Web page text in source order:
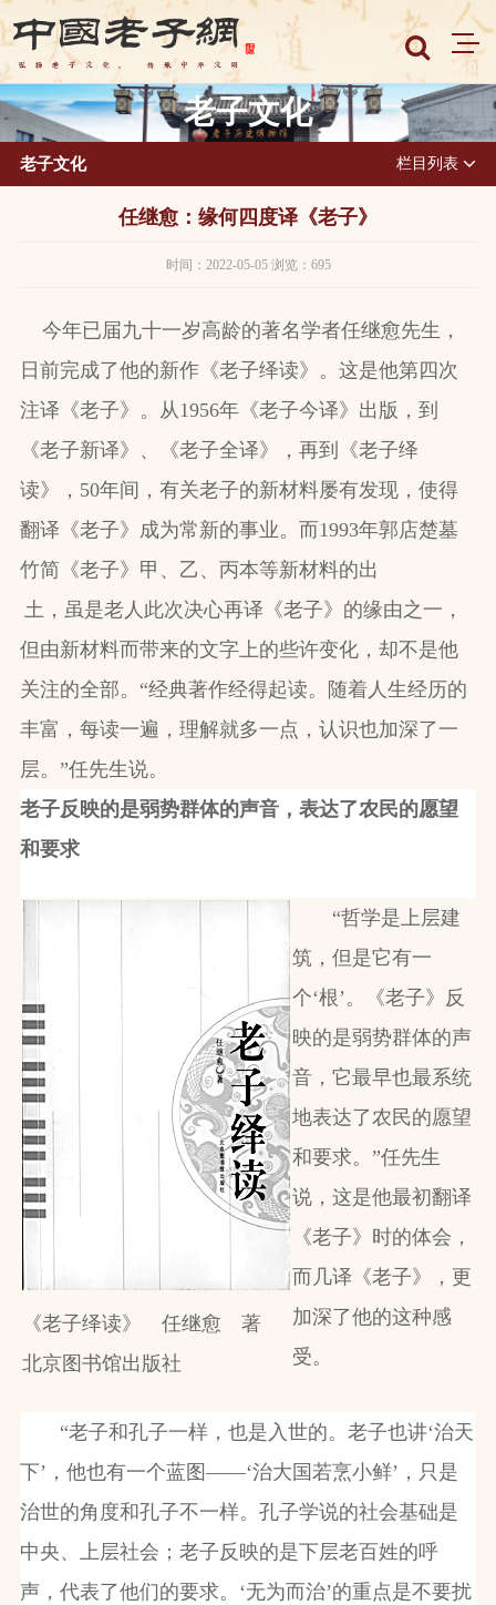
老子文化
老子文化 栏目列表
任继愈：缘何四度译《老子》
时间：2022-05-05 浏览：695
今年已届九十一岁高龄的著名学者任继愈先生，
日前完成了他的新作《老子绎读》。这是他第四次
注译《老子》。从1956年《老子今译》出版，到
《老子新译》、《老子全译》，再到《老子绎
读》，50年间，有关老子的新材料屡有发现，使得
翻译《老子》成为常新的事业。而1993年郭店楚墓
竹简《老子》甲、乙、丙本等新材料的出
土，虽是老人此次决心再译《老子》的缘由之一，
但由新材料而带来的文字上的些许变化，却不是他
关注的全部。“经典著作经得起读。随着人生经历的
丰富，每读一遍，理解就多一点，认识也加深了一
层。”任先生说。
老子反映的是弱势群体的声音，表达了农民的愿望
和要求
《老子绎读》 任继愈 著
北京图书馆出版社
“哲学是上层建
筑，但是它有一
个‘根’。《老子》反
映的是弱势群体的声
音，它最早也最系统
地表达了农民的愿望
和要求。”任先生
说，这是他最初翻译
《老子》时的体会，
而几译《老子》，更
加深了他的这种感
受。
“老子和孔子一样，也是入世的。老子也讲‘治天
下’，他也有一个蓝图——‘治大国若烹小鲜’，只是
治世的角度和孔子不一样。孔子学说的社会基础是
中央、上层社会；老子反映的是下层老百姓的呼
声，代表了他们的要求。‘无为而治’的重点是不要扰